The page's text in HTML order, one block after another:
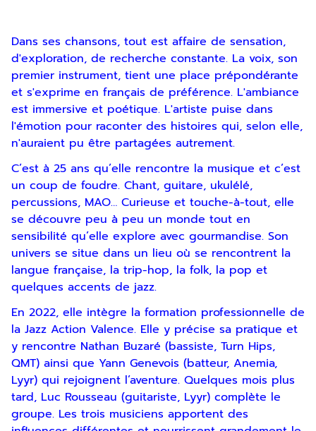
Dans ses chansons, tout est affaire de sensation,
d'exploration, de recherche constante. La voix, son
premier instrument, tient une place prépondérante
et s'exprime en français de préférence. L'ambiance
est immersive et poétique. L'artiste puise dans
l'émotion pour raconter des histoires qui, selon elle,
n'auraient pu être partagées autrement.
C’est à 25 ans qu’elle rencontre la musique et c’est
un coup de foudre. Chant, guitare, ukulélé,
percussions, MAO… Curieuse et touche-à-tout, elle
se découvre peu à peu un monde tout en
sensibilité qu’elle explore avec gourmandise. Son
univers se situe dans un lieu où se rencontrent la
langue française, la trip-hop, la folk, la pop et
quelques accents de jazz.
En 2022, elle intègre la formation professionnelle de
la Jazz Action Valence. Elle y précise sa pratique et
y rencontre Nathan Buzaré (bassiste, Turn Hips,
QMT) ainsi que Yann Genevois (batteur, Anemia,
Lyyr) qui rejoignent l’aventure. Quelques mois plus
tard, Luc Rousseau (guitariste, Lyyr) complète le
groupe. Les trois musiciens apportent des
Inscription
Newsletter